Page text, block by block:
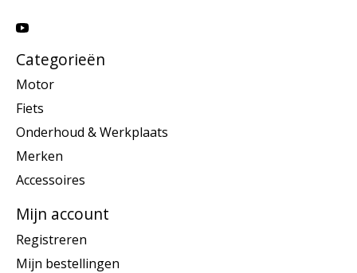
Categorieën
Motor
Fiets
Onderhoud & Werkplaats
Merken
Accessoires
Mijn account
Registreren
Mijn bestellingen